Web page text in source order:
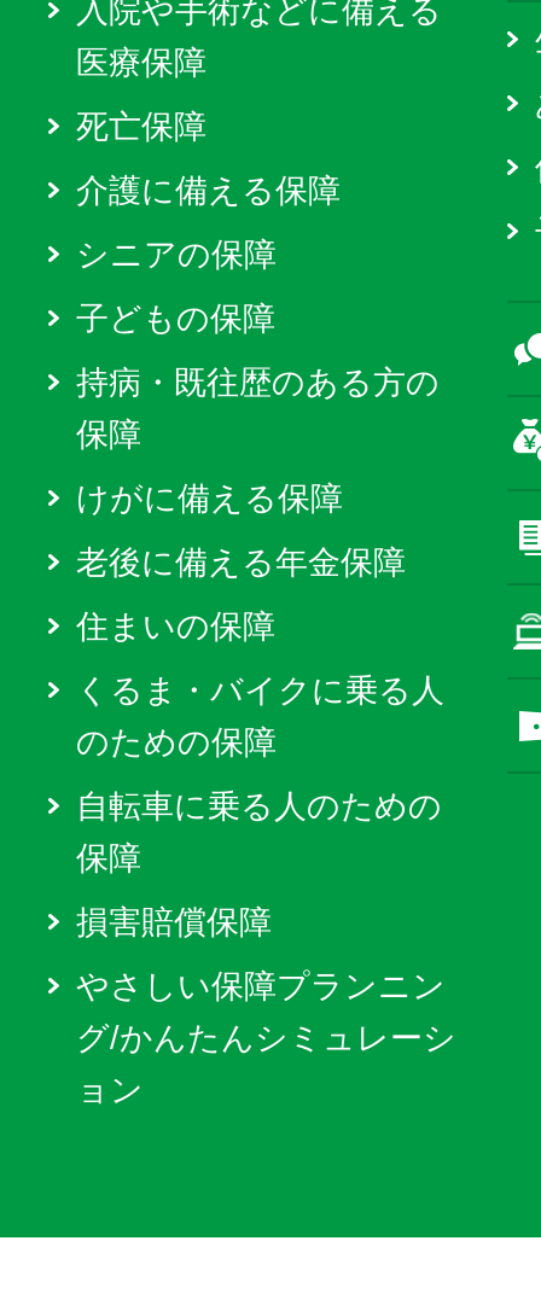
入院や手術などに備える
医療保障
死亡保障
介護に備える保障
シニアの保障
子どもの保障
持病・既往歴のある方の
保障
けがに備える保障
老後に備える年金保障
住まいの保障
くるま・バイクに乗る人
のための保障
自転車に乗る人のための
保障
損害賠償保障
やさしい保障プランニン
グ/かんたんシミュレーシ
ョン